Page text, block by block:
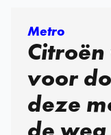
Metro
voor
deze